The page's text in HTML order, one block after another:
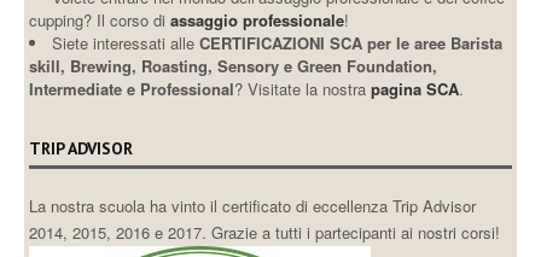
cupping? Il corso diassaggio professionale!
Siete interessati alleCERTIFICAZIONI SCA per le aree Barista
skill, Brewing, Roasting, Sensory e Green Foundation,
Intermediate e Professional? Visitate la nostrapagina SCA.
TRIP ADVISOR
La nostra scuola ha vinto il certificato di eccellenza Trip Advisor
2014, 2015, 2016 e 2017. Grazie a tutti i partecipanti ai nostri corsi!